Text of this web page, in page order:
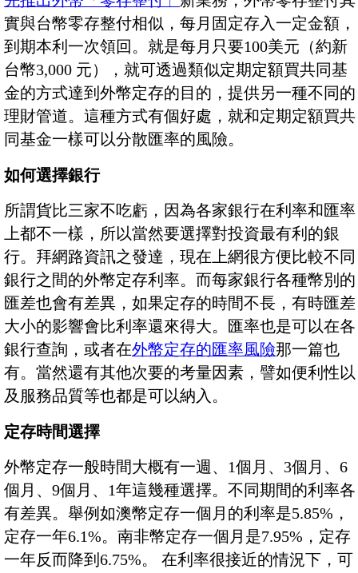
實與台幣零存整付相似，每月固定存入一定金額，
到期本利一次領回。就是每月只要100美元（約新
台幣3,000 元），就可透過類似定期定額買共同基
金的方式達到外幣定存的目的，提供另一種不同的
理財管道。這種方式有個好處，就和定期定額買共
同基金一樣可以分散匯率的風險。
如何選擇銀行
所謂貨比三家不吃虧，因為各家銀行在利率和匯率
上都不一樣，所以當然要選擇對投資最有利的銀
行。拜網路資訊之發達，現在上網很方便比較不同
銀行之間的外幣定存利率。而每家銀行各種幣別的
匯差也會有差異，如果定存的時間不長，有時匯差
大小的影響會比利率還來得大。匯率也是可以在各
銀行查詢，或者在外幣定存的匯率風險那一篇也
有。當然還有其他次要的考量因素，譬如便利性以
及服務品質等也都是可以納入。
定存時間選擇
外幣定存一般時間大概有一週、1個月、3個月、6
個月、9個月、1年這幾種選擇。不同期間的利率各
有差異。舉例如澳幣定存一個月的利率是5.85%，
定存一年6.1%。南非幣定存一個月是7.95%，定存
一年反而降到6.75%。 在利率很接近的情況下，可